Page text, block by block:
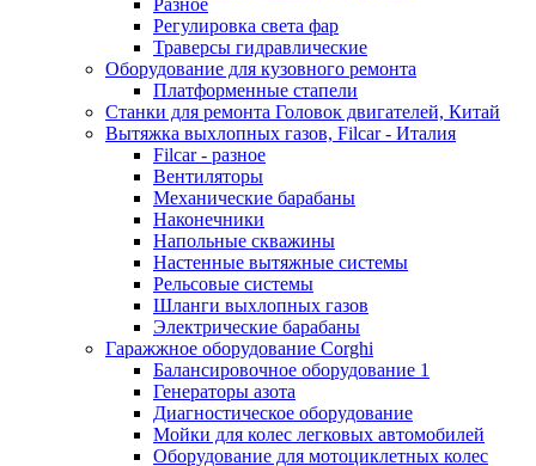
Разное
Регулировка света фар
Траверсы гидравлические
Оборудование для кузовного ремонта
Платформенные стапели
Станки для ремонта Головок двигателей, Китай
Вытяжка выхлопных газов, Filcar - Италия
Filcar - разное
Вентиляторы
Механические барабаны
Наконечники
Напольные скважины
Настенные вытяжные системы
Рельсовые системы
Шланги выхлопных газов
Электрические барабаны
Гаражжное оборудование Corghi
Балансировочное оборудование 1
Генераторы азота
Диагностическое оборудование
Мойки для колес легковых автомобилей
Оборудование для мотоциклетных колес